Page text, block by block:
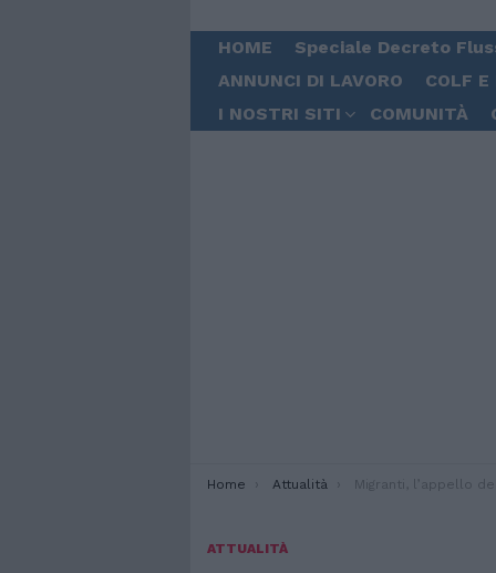
HOME Speciale Decreto
ANNUNCI DI LAVORO
COLF
I NOSTRI SITI
COMUNITÀ
You are here:
Home Attualità Migranti, l’appello dell’Oim: implementare il
ATTUALITÀ